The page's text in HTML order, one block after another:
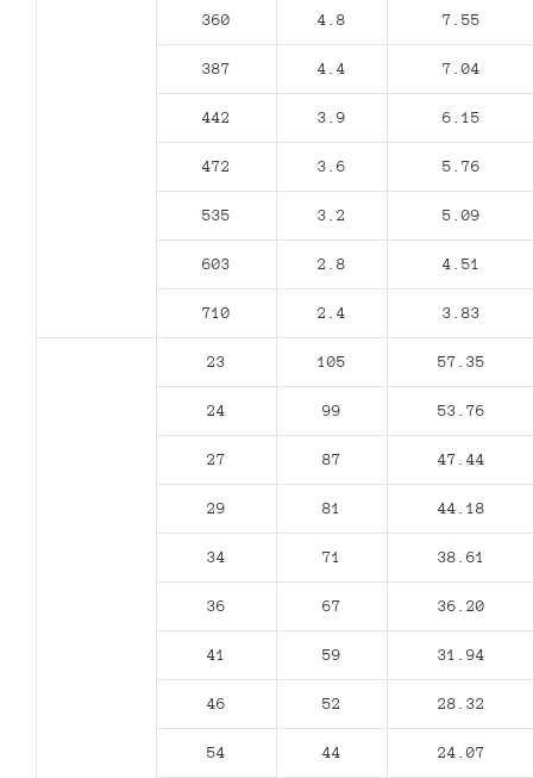
360 4.8 7.55
387 4.4 7.04
442 3.9 6.15
472 3.6 5.76
535 3.2 5.09
603 2.8 4.51
710 2.4 3.83
23 105 57.35
24 99 53.76
27 87 47.44
29 81 44.18
34 71 38.61
36 67 36.20
41 59 31.94
46 52 28.32
54 44 24.07